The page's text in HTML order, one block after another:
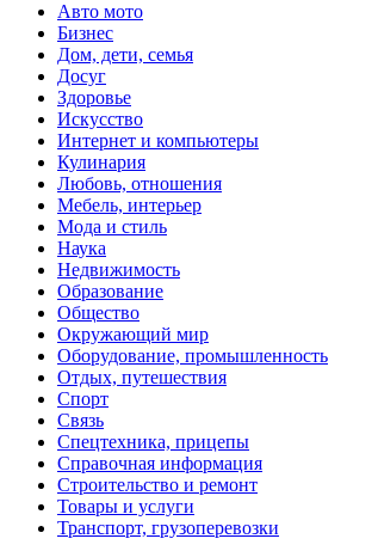
Авто мото
Бизнес
Дом, дети, семья
Досуг
Здоровье
Искусство
Интернет и компьютеры
Кулинария
Любовь, отношения
Мебель, интерьер
Мода и стиль
Наука
Недвижимость
Образование
Общество
Окружающий мир
Оборудование, промышленность
Отдых, путешествия
Спорт
Связь
Спецтехника, прицепы
Справочная информация
Строительство и ремонт
Товары и услуги
Транспорт, грузоперевозки